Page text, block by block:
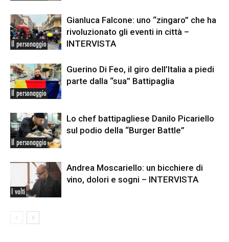
Il personaggio
Gianluca Falcone: uno “zingaro” che ha
rivoluzionato gli eventi in città –
INTERVISTA
Il personaggio
Guerino Di Feo, il giro dell’Italia a piedi
parte dalla “sua” Battipaglia
Il personaggio
Lo chef battipagliese Danilo Picariello
sul podio della “Burger Battle”
I volti
Andrea Moscariello: un bicchiere di
vino, dolori e sogni – INTERVISTA